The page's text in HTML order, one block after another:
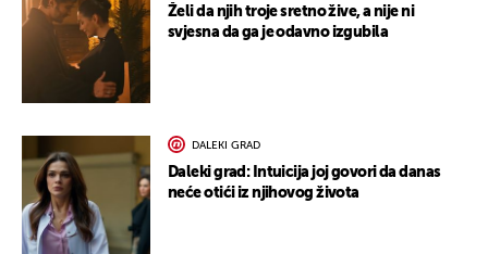
Želi da njih troje sretno žive, a nije ni
svjesna da ga je odavno izgubila
DALEKI GRAD
Daleki grad: Intuicija joj govori da danas
neće otići iz njihovog života